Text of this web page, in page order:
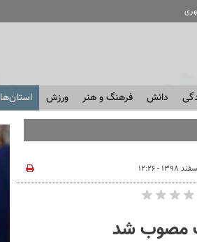
دانش فرهنگ و هنر ورزش استان‌ها